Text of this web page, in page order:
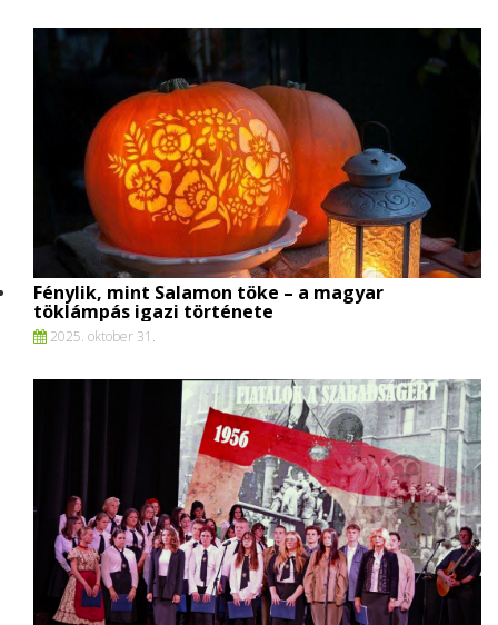
Fénylik, mint Salamon töke – a magyar
töklámpás igazi története
2025. oktober 31.